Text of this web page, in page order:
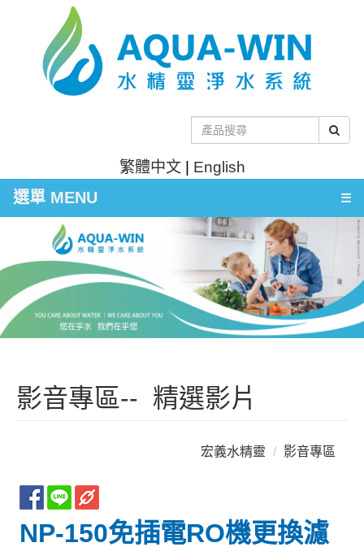
繁體中文| English
選單 MENU ☰
影音專區-- 精選影片
宏義水精靈 影音專區
NP-150免插電RO機更換濾